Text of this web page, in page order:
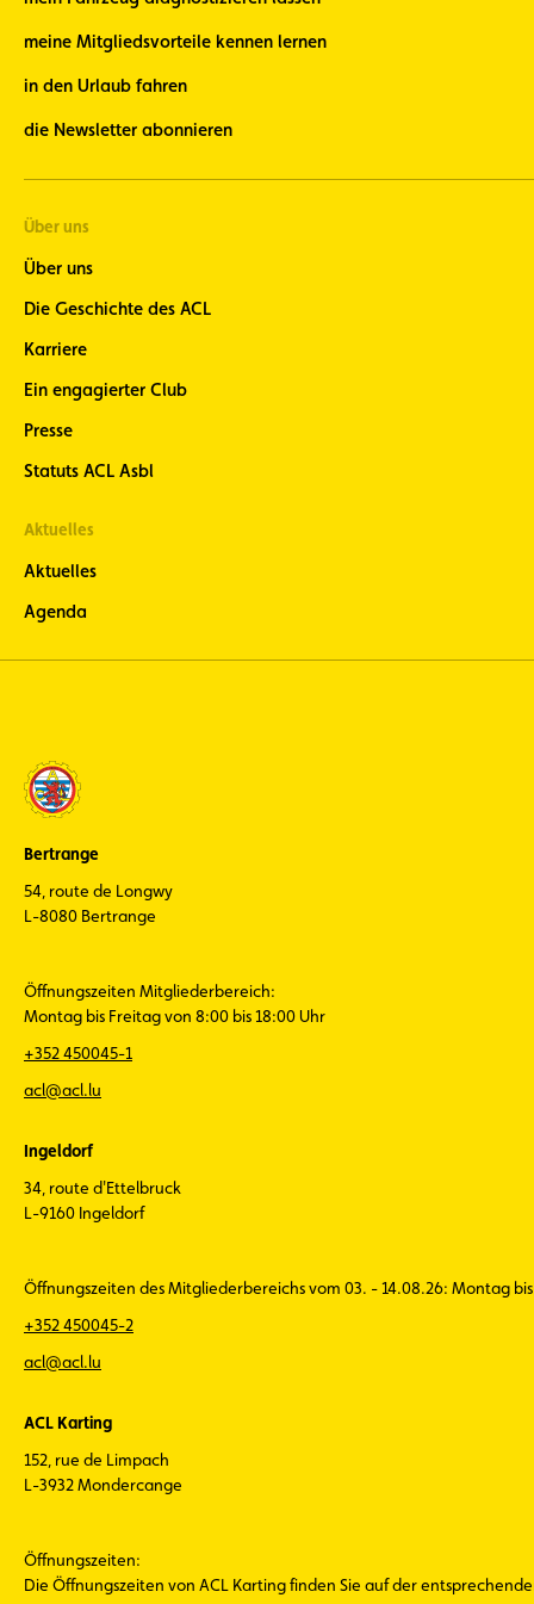
meine Mitgliedsvorteile kennen lernen
in den Urlaub fahren
die Newsletter abonnieren
Über uns
Über uns
Die Geschichte des ACL
Karriere
Ein engagierter Club
Presse
Statuts ACL Asbl
Aktuelles
Aktuelles
Agenda
Bertrange
54, route de Longwy
L-8080 Bertrange
Öffnungszeiten Mitgliederbereich:
Montag bis Freitag von 8:00 bis 18:00 Uhr
+352 450045-1
acl@acl.lu
Ingeldorf
34, route d'Ettelbruck
L-9160 Ingeldorf
Öffnungszeiten des Mitgliederbereichs vom 03. - 14.08.26: Montag
+352 450045-2
acl@acl.lu
ACL Karting
152, rue de Limpach
L-3932 Mondercange
Öffnungszeiten:
Die Öffnungszeiten von ACL Karting finden Sie auf der